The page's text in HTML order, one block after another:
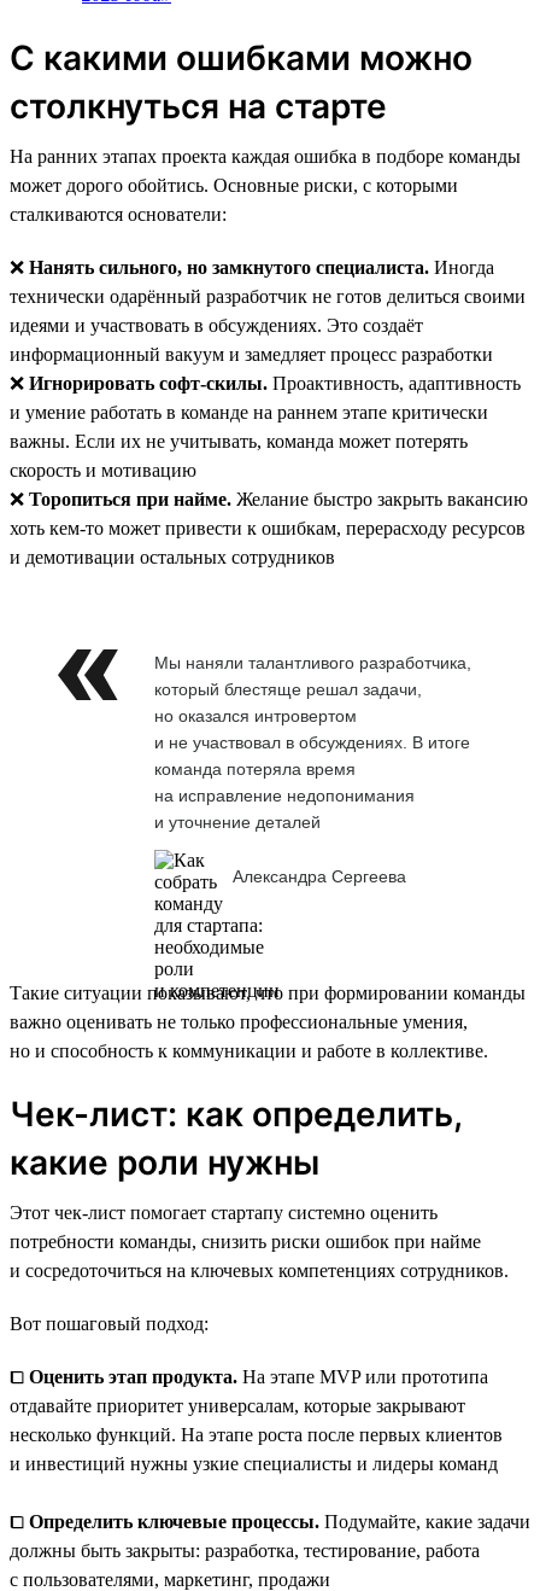
С какими ошибками можно
столкнуться на старте
На ранних этапах проекта каждая ошибка в подборе команды
может дорого обойтись. Основные риски, с которыми
сталкиваются основатели:
❌ Нанять сильного, но замкнутого специалиста. Иногда
технически одарённый разработчик не готов делиться своими
идеями и участвовать в обсуждениях. Это создаёт
информационный вакуум и замедляет процесс разработки
❌ Игнорировать софт-скилы. Проактивность, адаптивность
и умение работать в команде на раннем этапе критически
важны. Если их не учитывать, команда может потерять
скорость и мотивацию
❌ Торопиться при найме. Желание быстро закрыть вакансию
хоть кем-то может привести к ошибкам, перерасходу ресурсов
и демотивации остальных сотрудников
Мы наняли талантливого разработчика,
который блестяще решал задачи,
но оказался интровертом
и не участвовал в обсуждениях. В итоге
команда потеряла время
на исправление недопонимания
и уточнение деталей
Александра Сергеева
Такие ситуации показывают, что при формировании команды
важно оценивать не только профессиональные умения,
но и способность к коммуникации и работе в коллективе.
Чек-лист: как определить,
какие роли нужны
Этот чек-лист помогает стартапу системно оценить
потребности команды, снизить риски ошибок при найме
и сосредоточиться на ключевых компетенциях сотрудников.
Вот пошаговый подход:
⧠ Оценить этап продукта. На этапе MVP или прототипа
отдавайте приоритет универсалам, которые закрывают
несколько функций. На этапе роста после первых клиентов
и инвестиций нужны узкие специалисты и лидеры команд
⧠ Определить ключевые процессы. Подумайте, какие задачи
должны быть закрыты: разработка, тестирование, работа
с пользователями, маркетинг, продажи